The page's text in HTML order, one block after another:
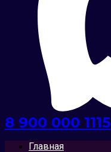
8 900 000 1115
Главная